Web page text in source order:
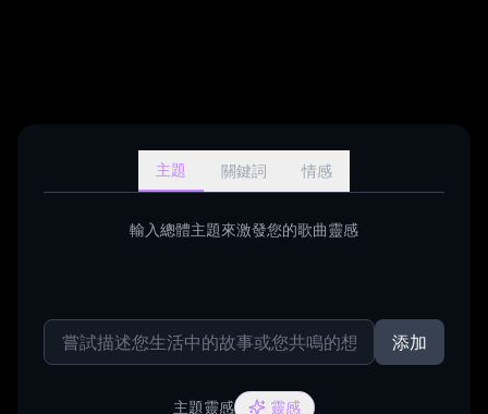
主題 關鍵詞 情感
輸入總體主題來激發您的歌曲靈感
添加
主題靈感 靈感